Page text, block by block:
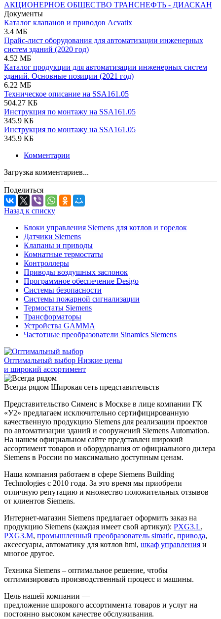
АКЦИОНЕРНОЕ ОБЩЕСТВО ТРАНСНЕФТЬ - ДИАСКАН
Документы
Каталог клапанов и приводов Acvatix
3.4 МБ
Прайс-лист оборудования для автоматизации инженерных
систем зданий (2020 год)
4.52 МБ
Каталог продукции для автоматизации инженерных систем
зданий. Основные позиции (2021 год)
6.22 МБ
Техническое описание на SSA161.05
504.27 КБ
Инструкция по монтажу на SSA161.05
345.9 КБ
Инструкция по монтажу на SSA161.05
345.9 КБ
Комментарии
Загрузка комментариев...
Поделиться
Назад к списку
Блоки управления Siemens для котлов и горелок
Датчики Siemens
Клапаны и приводы
Комнатные термостаты
Контроллеры
Приводы воздушных заслонок
Программное обеспечение Desigo
Системы безопасности
Системы пожарной сигнализации
Термостаты Siemens
Трансформаторы
Устройства GAMMA
Частотные преобразователи Sinamics Siemens
Оптимальный выбор Низкие цены
и широкий ассортимент
Всегда рядом Широкая сеть представительств
Представительство Сименс в Москве в лице компании ГК
«У2» предлагаем исключительно сертифицированную
качественную продукцию Siemens для реализации проектов
по автоматизации зданий и сооружений Siemens Automation.
На нашем официальном сайте представлен широкий
ассортимент товаров и оборудования от официального дилера
Siemens в России по максимально доступным ценам.
Наша компания работаем в сфере Siemens Building
Technologies с 2010 года. За это время мы приобрели
отличную репутацию и множество положительных отзывов
от клиентов Siemens.
Интернет-магазин Siemens предлагает оформить заказ на
продукцию Siemens (каждая имеет свой артикул): PXG3.L,
PXG3.M, промышленный преобразователь simatic, привода,
аксессуары, автоматику для котлов hmi, шкаф управления и
многое другое.
Техника Siemens – оптимальное решение, чтобы
оптимизировать производственный процесс и машины.
Цель нашей компании —
предложение широкого ассортимента товаров и услуг на
постоянно высоком качестве обслуживания.